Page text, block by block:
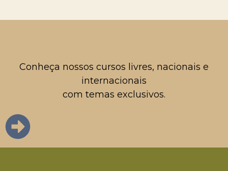
Conheça nossos cursos livres, nacionais e
internacionais
com temas exclusivos.